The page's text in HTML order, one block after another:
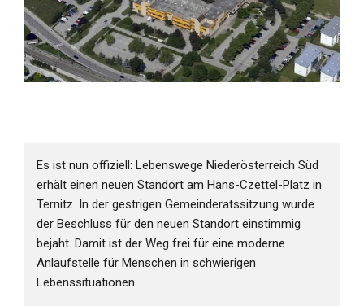
Es ist nun offiziell: Lebenswege Niederösterreich Süd
erhält einen neuen Standort am Hans-Czettel-Platz in
Ternitz. In der gestrigen Gemeinderatssitzung wurde
der Beschluss für den neuen Standort einstimmig
bejaht. Damit ist der Weg frei für eine moderne
Anlaufstelle für Menschen in schwierigen
Lebenssituationen.